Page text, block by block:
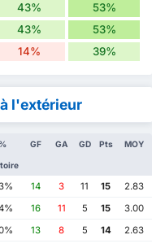
43% 53%
43% 53%
14% 39%
l'extérieur
% GF GA GD Pts MOY
14 3 11 15
2.83
16 11 5 15
3.00
13 8 5 14
2.63